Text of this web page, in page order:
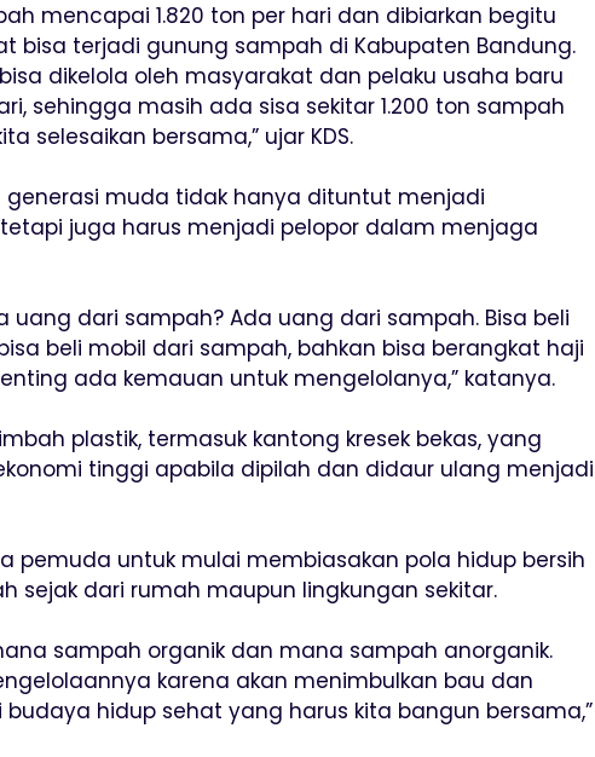
mencapai 1.820 ton per hari dan dibiarkan begitu
bisa terjadi gunung sampah di Kabupaten Bandung.
dikelola oleh masyarakat dan pelaku usaha baru
sehingga masih ada sisa sekitar 1.200 ton sampah
selesaikan bersama,” ujar KDS.
generasi muda tidak hanya dituntut menjadi
juga harus menjadi pelopor dalam menjaga
uang dari sampah? Ada uang dari sampah. Bisa beli
beli mobil dari sampah, bahkan bisa berangkat haji
ada kemauan untuk mengelolanya,” katanya.
plastik, termasuk kantong kresek bekas, yang
tinggi apabila dipilah dan didaur ulang menjadi
pemuda untuk mulai membiasakan pola hidup bersih
sejak dari rumah maupun lingkungan sekitar.
sampah organik dan mana sampah anorganik.
karena akan menimbulkan bau dan
budaya hidup sehat yang harus kita bangun bersama,”